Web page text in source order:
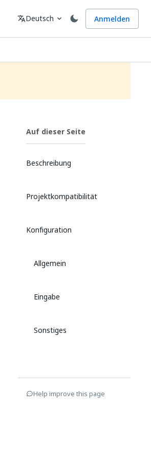
Sprache
translateDeutsch expand_more Anmelden
Auf dieser Seite
Beschreibung
Projektkompatibilität
Konfiguration
Allgemein
Eingabe
Sonstiges
Help improve this page